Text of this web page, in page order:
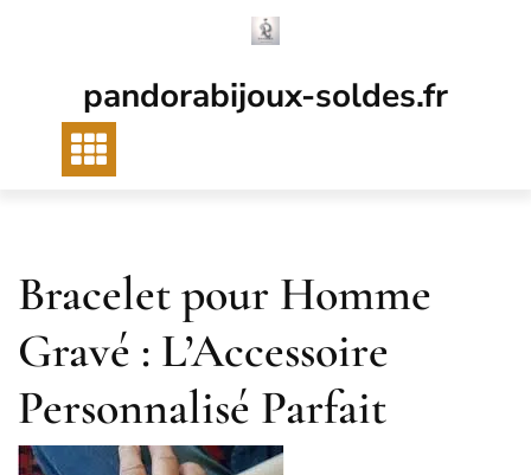
pandorabijoux-soldes.fr
Bracelet pour Homme
Gravé : L’Accessoire
Personnalisé Parfait